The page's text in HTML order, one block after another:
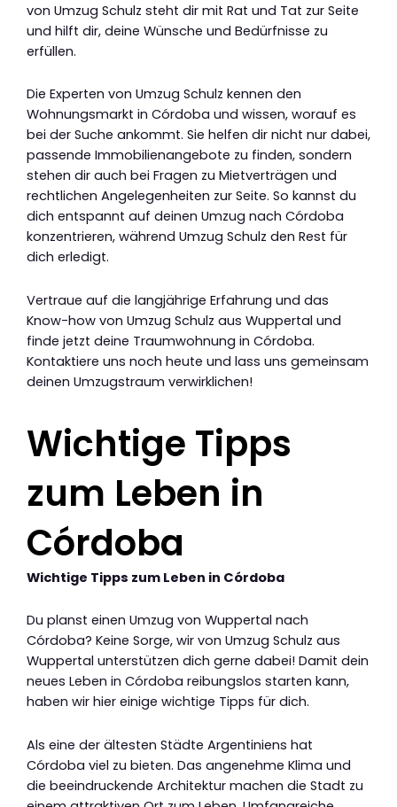
von Umzug Schulz steht dir mit Rat und Tat zur Seite
und hilft dir, deine Wünsche und Bedürfnisse zu
erfüllen.
Die Experten von Umzug Schulz kennen den
Wohnungsmarkt in Córdoba und wissen, worauf es
bei der Suche ankommt. Sie helfen dir nicht nur dabei,
passende Immobilienangebote zu finden, sondern
stehen dir auch bei Fragen zu Mietverträgen und
rechtlichen Angelegenheiten zur Seite. So kannst du
dich entspannt auf deinen Umzug nach Córdoba
konzentrieren, während Umzug Schulz den Rest für
dich erledigt.
Vertraue auf die langjährige Erfahrung und das
Know-how von Umzug Schulz aus Wuppertal und
finde jetzt deine Traumwohnung in Córdoba.
Kontaktiere uns noch heute und lass uns gemeinsam
deinen Umzugstraum verwirklichen!
Wichtige Tipps
zum Leben in
Córdoba
Wichtige Tipps zum Leben in Córdoba
Du planst einen Umzug von Wuppertal nach
Córdoba? Keine Sorge, wir von Umzug Schulz aus
Wuppertal unterstützen dich gerne dabei! Damit dein
neues Leben in Córdoba reibungslos starten kann,
haben wir hier einige wichtige Tipps für dich.
Als eine der ältesten Städte Argentiniens hat
Córdoba viel zu bieten. Das angenehme Klima und
die beeindruckende Architektur machen die Stadt zu